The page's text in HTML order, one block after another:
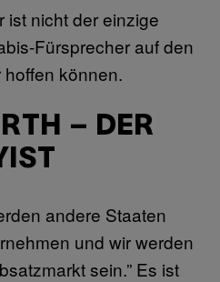
ist nicht der einzige
Fürsprecher auf den
können.
– DER
andere Staaten
und wir werden
sein.” Es ist